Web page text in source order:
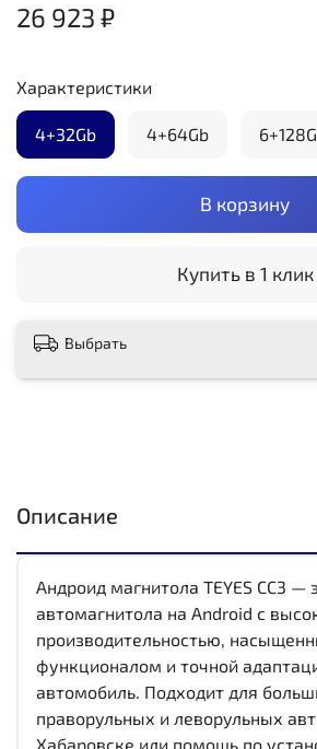
26 923 ₽
В корзину
Купить в 1 клик
Характеристики
4+32Gb 4+64Gb
Выбрать
Описание
Андроид магнитола TEYES CC3 —
автомагнитола на Android с
производительностью,
функционалом и точной
автомобиль. Подходит для
праворульных и леворульных
Хабаровске или помощь по